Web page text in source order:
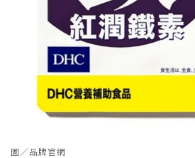
圖／品牌官網